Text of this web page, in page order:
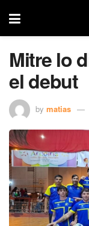
Mitre lo
el debut
by matias